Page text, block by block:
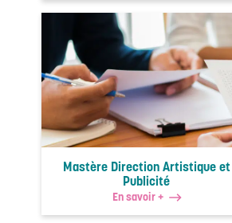
Mastère Direction Artistique et
Publicité
En savoir +